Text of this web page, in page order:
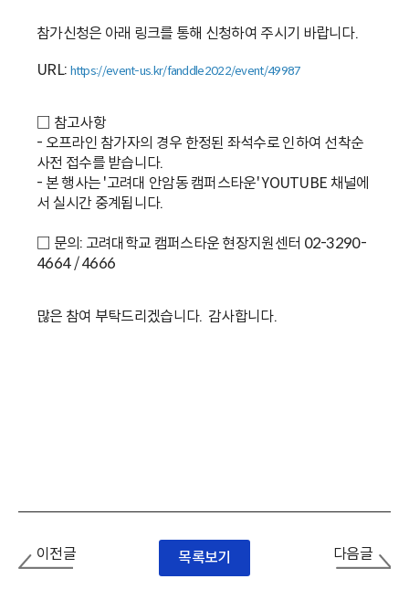
참가신청은 아래 링크를 통해 신청하여 주시기 바랍니다.
URL: https://event-us.kr/fanddle2022/event/49987
□ 참고사항
- 오프라인 참가자의 경우 한정된 좌석수로 인하여 선착순
사전 접수를 받습니다.
- 본 행사는 '고려대 안암동 캠퍼스타운' YOUTUBE 채널에
서 실시간 중계됩니다.
□ 문의: 고려대학교 캠퍼스타운 현장지원센터 02-3290-
4664 / 4666
많은 참여 부탁드리겠습니다. 감사합니다.
이전글 목록보기 다음글